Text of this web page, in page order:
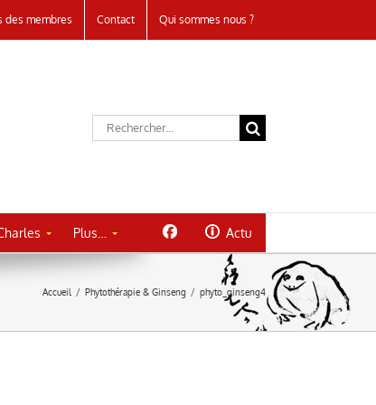
des membres Contact Qui sommes nous ?
Rechercher:
Plus… Actu
Accueil / Phytothérapie & Ginseng / phyto_ginseng4